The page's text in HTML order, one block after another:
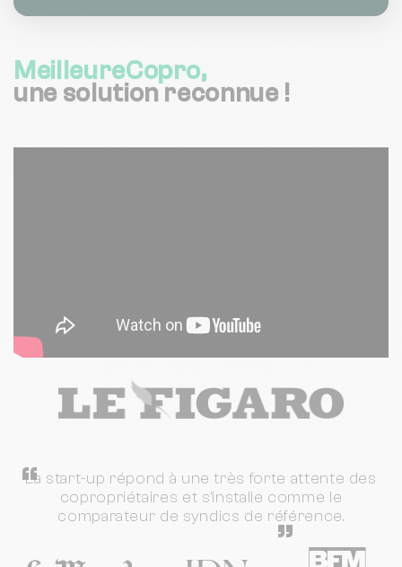
MeilleureCopro,
une solution reconnue !
“
La start-up répond à une très forte attente des
copropriétaires et s'installe comme le
comparateur de syndics de référence.
”